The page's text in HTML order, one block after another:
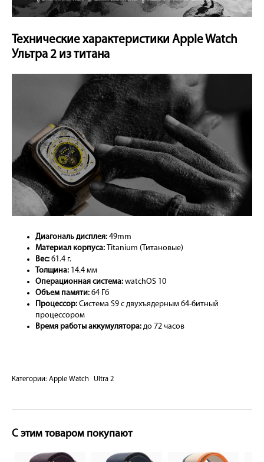
Технические характеристики Apple Watch
Ультра 2 из титана
Диагональ дисплея: 49mm
Материал корпуса: Titanium (Титановые)
Вес: 61.4 г.
Толщина: 14.4 мм
Операционная система: watchOS 10
Объем памяти: 64 Гб
Процессор: Система S9 с двухъядерным 64-битный
процессором
Время работы аккумулятора: до 72 часов
Категории: Apple Watch Ultra 2
С этим товаром покупают